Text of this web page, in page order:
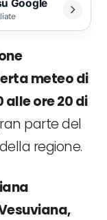
Google
meteo di
alle ore 20 di
parte del
regione.